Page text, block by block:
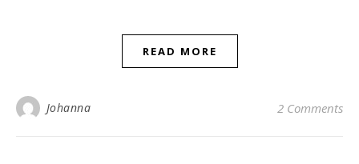
READ MORE
Johanna 2 Comments